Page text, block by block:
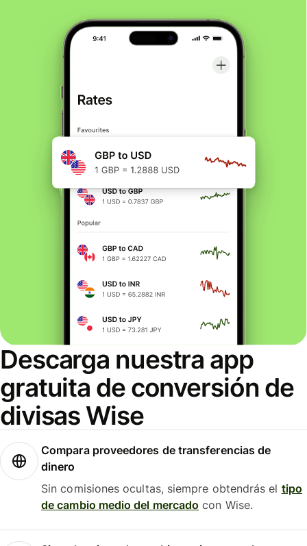
Descarga nuestra app
gratuita de conversión de
divisas Wise
Compara proveedores de transferencias de
dinero
Sin comisiones ocultas, siempre obtendrás el tipo
de cambio medio del mercado con Wise.